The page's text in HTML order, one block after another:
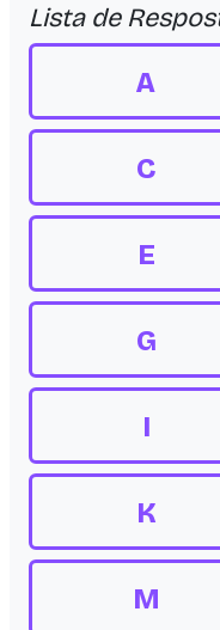
Lista de
A
C
E
G
I
K
M